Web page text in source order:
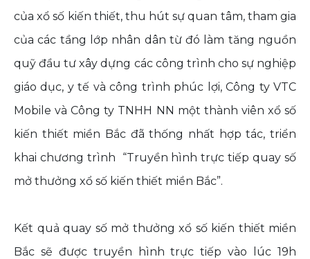
của xổ số kiến thiết, thu hút sự quan tâm, tham gia
của các tầng lớp nhân dân từ đó làm tăng nguồn
quỹ đầu tư xây dựng các công trình cho sự nghiệp
giáo dục, y tế và công trình phúc lợi, Công ty VTC
Mobile và Công ty TNHH NN một thành viên xổ số
kiến thiết miền Bắc đã thống nhất hợp tác, triển
khai chương trình “Truyền hình trực tiếp quay số
mở thưởng xổ số kiến thiết miền Bắc”.
Kết quả quay số mở thưởng xổ số kiến thiết miền
Bắc sẽ được truyền hình trực tiếp vào lúc 19h